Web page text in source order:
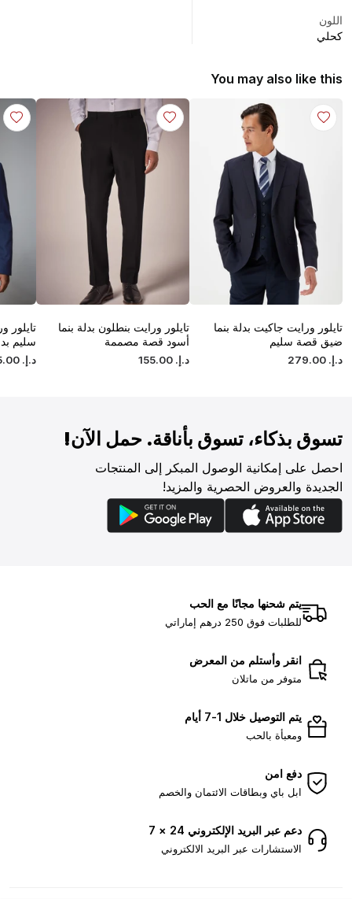
اللون
كحلي
You may also like this
تايلور ورايت جاكيت بدلة بنما
ضيق قصة سليم
د.إ. 279.00
تايلور ورايت بنطلون بدلة بنما
أسود قصة مصممة
د.إ. ‏
155.00
سليم
د.إ. ‏
.00
تسوق بذكاء، تسوق بأناقة. حمل الآن!
احصل على إمكانية الوصول المبكر إلى المنتجات
الجديدة والعروض الحصرية والمزيد!
يتم شحنها مجانًا مع الحب
للطلبات فوق 250 درهم إماراتي
انقر وأستلم من المعرض
متوفر من ماتلان
يتم التوصيل خلال 1-7 أيام
ومعبأة بالحب
دفع امن
ابل باي وبطاقات الائتمان والخصم
دعم عبر البريد الإلكتروني 24 × 7
الاستشارات عبر البريد الالكتروني